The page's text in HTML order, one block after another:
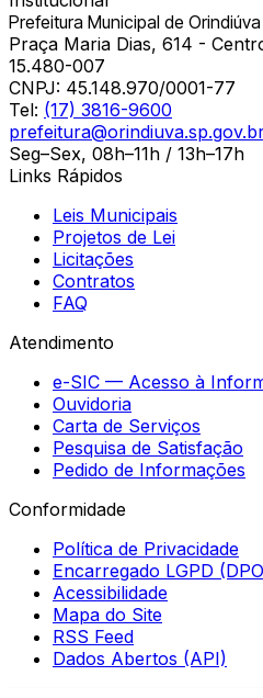
Prefeitura Municipal de Orindiúva
Praça Maria Dias, 614 -
15.480-007
CNPJ: 45.148.970/0001-77
Tel: (17) 3816-9600
Seg–Sex, 08h–11h / 13h–17h
Links Rápidos
Leis Municipais
Projetos de Lei
Licitações
Contratos
FAQ
Atendimento
e-SIC — Acesso à
Ouvidoria
Carta de Serviços
Pesquisa de Satisfação
Pedido de Informações
Conformidade
Política de Privacidade
Encarregado LGPD
Acessibilidade
Mapa do Site
RSS Feed
Dados Abertos (API)